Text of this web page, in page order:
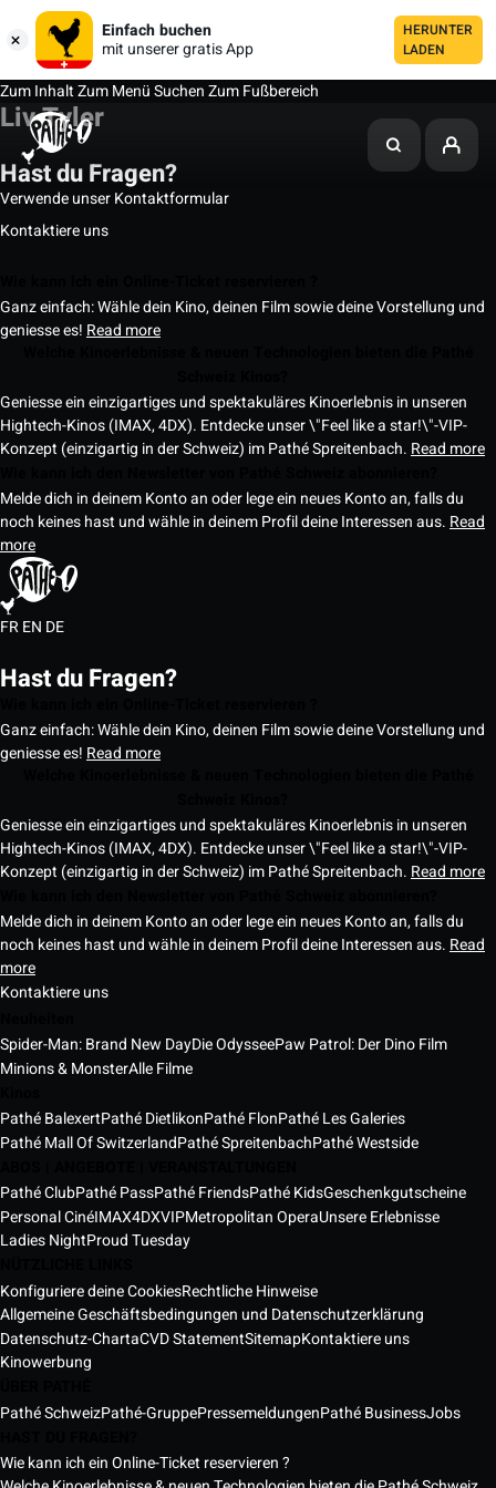
Einfach buchen
mit unserer gratis App
HERUNTER
LADEN
Zum InhaltZum MenüSuchenZum Fußbereich
Liv Tyler
Hast du Fragen?
Verwende unser Kontaktformular
Kontaktiere uns
Ganz einfach: Wähle dein Kino, deinen Film sowie deine Vorstellung und
geniesse es! Read more
Geniesse ein einzigartiges und spektakuläres Kinoerlebnis in unseren
Hightech-Kinos (IMAX, 4DX). Entdecke unser \"Feel like a star!\"-VIP-
Konzept (einzigartig in der Schweiz) im Pathé Spreitenbach. Read more
Melde dich in deinem Konto an oder lege ein neues Konto an, falls du
noch keines hast und wähle in deinem Profil deine Interessen aus. Read
more
FREN DE
Hast du Fragen?
Ganz einfach: Wähle dein Kino, deinen Film sowie deine Vorstellung und
geniesse es! Read more
Geniesse ein einzigartiges und spektakuläres Kinoerlebnis in unseren
Hightech-Kinos (IMAX, 4DX). Entdecke unser \"Feel like a star!\"-VIP-
Konzept (einzigartig in der Schweiz) im Pathé Spreitenbach. Read more
Melde dich in deinem Konto an oder lege ein neues Konto an, falls du
noch keines hast und wähle in deinem Profil deine Interessen aus. Read
more
Kontaktiere uns
Spider-Man: Brand New DayDie OdysseePaw Patrol: Der Dino Film
Minions & MonsterAlle Filme
Pathé BalexertPathé DietlikonPathé FlonPathé Les Galeries
Pathé Mall Of SwitzerlandPathé SpreitenbachPathé Westside
Pathé ClubPathé PassPathé FriendsPathé KidsGeschenkgutscheine
Personal CinéIMAX4DXVIPMetropolitan OperaUnsere Erlebnisse
Ladies NightProud Tuesday
Konfiguriere deine CookiesRechtliche Hinweise
Allgemeine Geschäftsbedingungen und Datenschutzerklärung
Datenschutz-ChartaCVD StatementSitemapKontaktiere uns
Kinowerbung
Pathé SchweizPathé-GruppePressemeldungenPathé BusinessJobs
Wie kann ich ein Online-Ticket reservieren ?